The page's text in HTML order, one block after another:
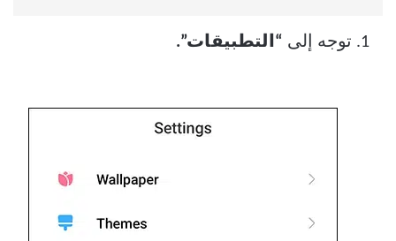
توجه إلى “التطبيقات”.